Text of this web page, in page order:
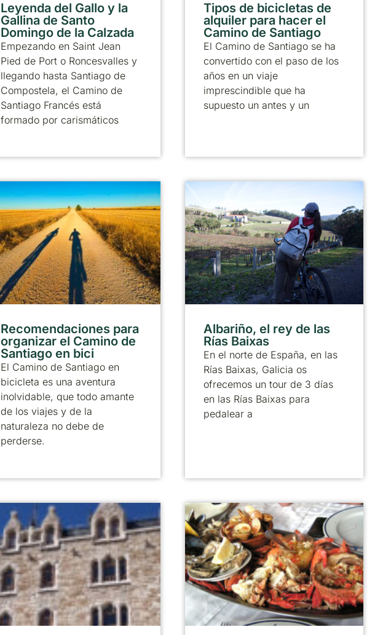
Leyenda del Gallo y la
Gallina de Santo
Domingo de la Calzada
Empezando en Saint Jean
Pied de Port o Roncesvalles y
llegando hasta Santiago de
Compostela, el Camino de
Santiago Francés está
formado por carismáticos
Tipos de bicicletas de
alquiler para hacer el
Camino de Santiago
El Camino de Santiago se ha
convertido con el paso de los
años en un viaje
imprescindible que ha
supuesto un antes y un
Recomendaciones para
organizar el Camino de
Santiago en bici
El Camino de Santiago en
bicicleta es una aventura
inolvidable, que todo amante
de los viajes y de la
naturaleza no debe de
perderse.
Albariño, el rey de las
Rías Baixas
En el norte de España, en las
Rías Baixas, Galicia os
ofrecemos un tour de 3 días
en las Rías Baixas para
pedalear a